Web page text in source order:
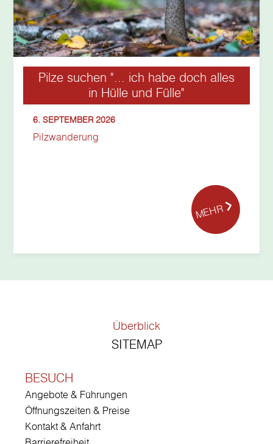
Pilze suchen "... ich habe doch alles
in Hülle und Fülle"
6. SEPTEMBER 2026
Pilzwanderung
MEHR
Überblick
SITEMAP
BESUCH
Angebote & Führungen
Öffnungszeiten & Preise
Kontakt & Anfahrt